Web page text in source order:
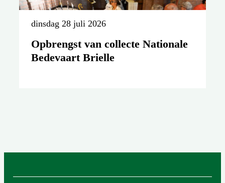
dinsdag 28 juli 2026
Opbrengst van collecte Nationale
Bedevaart Brielle